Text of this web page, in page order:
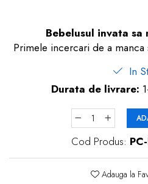
Bebelusul invata sa
Primele incercari de a manca
In
Durata de livrare:
Cod Produs:
Adauga la